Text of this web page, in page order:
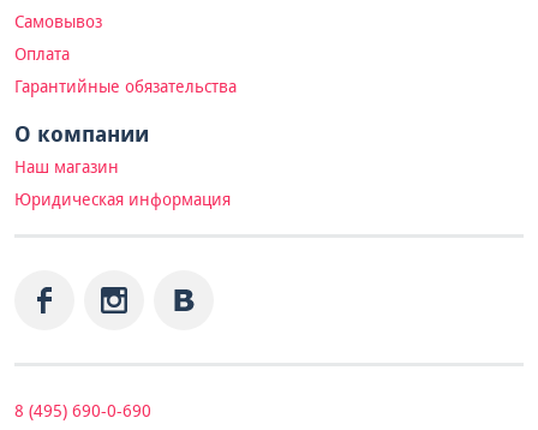
Самовывоз
Оплата
Гарантийные обязательства
О компании
Наш магазин
Юридическая информация
8 (495) 690-0-690